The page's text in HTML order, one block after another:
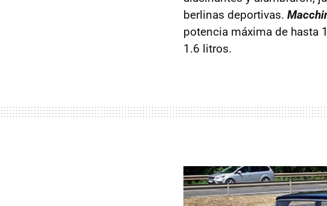
berlinas deportivas.
potencia máxima de hasta
1.6 litros.